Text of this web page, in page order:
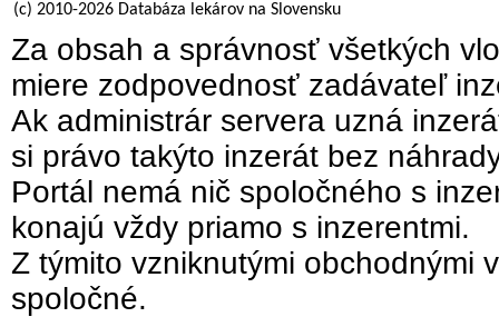
(c) 2010-2026 Databáza lekárov na Slovensku
Za obsah a správnosť všetkých
miere zodpovednosť zadávateľ
Ak administrár servera uzná
si právo takýto inzerát bez
Portál nemá nič spoločného s
konajú vždy priamo s inzerentmi.
Z týmito vzniknutými obchodnými
spoločné.